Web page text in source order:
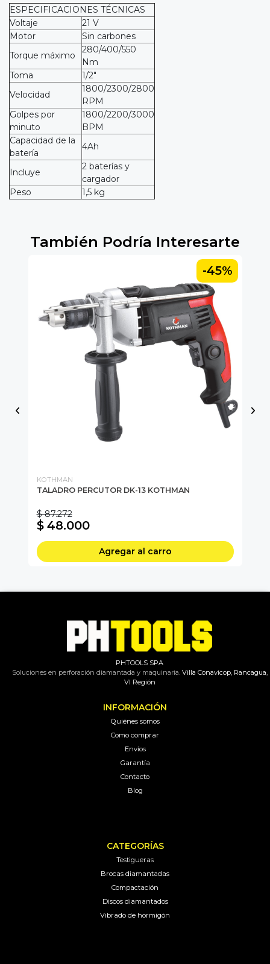
ESPECIFICACIONES TÉCNICAS
Voltaje
21 V
Motor
Sin carbones
Torque máximo
280/400/550
Nm
Toma
1/2″
Velocidad
1800/2300/2800
RPM
Golpes por
minuto
1800/2200/3000
BPM
Capacidad de la
batería
4Ah
Incluye
2 baterías y
cargador
Peso
1,5 kg
También Podría Interesarte
-45%
KOTHMAN
TALADRO PERCUTOR DK-13 KOTHMAN
$ 87.272
$ 48.000
Agregar al carro
PHTOOLS SPA
Soluciones en perforación diamantada y maquinaria.Villa Conavicop, Rancagua,
VI Región
INFORMACIÓN
Quiénes somos
Como comprar
Envíos
Garantía
Contacto
Blog
CATEGORÍAS
Testigueras
Brocas diamantadas
Compactación
Discos diamantados
Vibrado de hormigón